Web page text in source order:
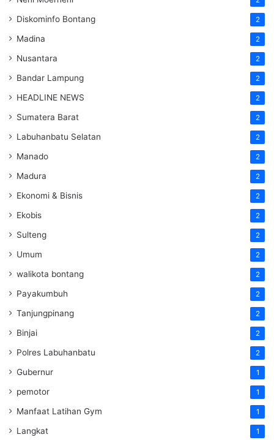
Diskominfo Bontang 2
Madina 2
Nusantara 2
Bandar Lampung 2
HEADLINE NEWS 2
Sumatera Barat 2
Labuhanbatu Selatan 2
Manado 2
Madura 2
Ekonomi & Bisnis 2
Ekobis 2
Sulteng 2
Umum 2
walikota bontang 2
Payakumbuh 2
Tanjungpinang 2
Binjai 2
Polres Labuhanbatu 2
Gubernur 1
pemotor 1
Manfaat Latihan Gym 1
Langkat 1